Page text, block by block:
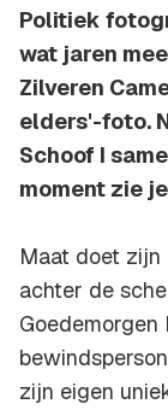
Politiek
wat jaren
Zilveren
elders'-foto.
Schoof I
moment zie
Maat doet
achter de
Goedemorgen
zijn eigen